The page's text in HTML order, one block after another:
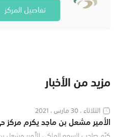
تفاصيل المركز
مزيد من الأخبار
الثلاثاء ، 30 مارس ، 2021
الأمير مشعل بن ماجد يكرم مركز
النموذجي